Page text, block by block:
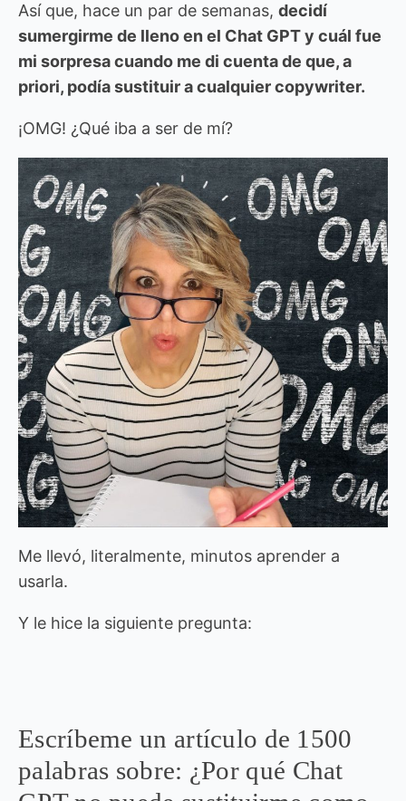
Así que, hace un par de semanas, decidí
sumergirme de lleno en el Chat GPT y cuál fue
mi sorpresa cuando me di cuenta de que, a
priori, podía sustituir a cualquier copywriter.
¡OMG! ¿Qué iba a ser de mí?
Me llevó, literalmente, minutos aprender a
usarla.
Y le hice la siguiente pregunta:
Escríbeme un artículo de 1500
palabras sobre: ¿Por qué Chat